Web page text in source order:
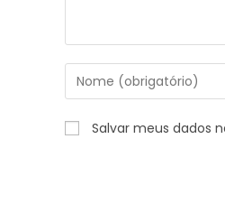
Salvar meus dados